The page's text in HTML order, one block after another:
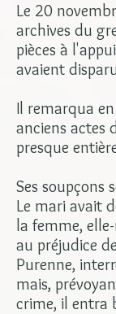
Le 20
archives du
pièces à
avaient
Il remarqua
anciens actes
presque
Ses soupçons
Le mari avait
la femme,
au préjudice
Purenne,
mais,
crime, il entra